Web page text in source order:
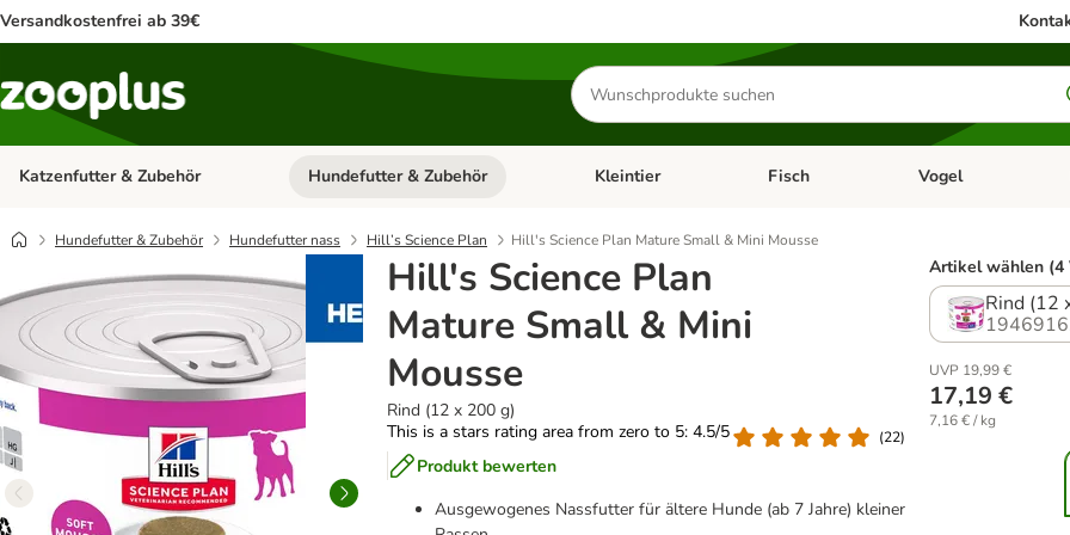
Versandkostenfrei ab 39€
Produkte
suchen
Katzenfutter & Zubehör Kategorie-Menü öffnen: Katzenfutter & Zubehör
Hundefutter & Zubehör Kategorie-Menü öffnen: Hundefutter & Zubehör
Kleintier Kategorie-Menü öffnen: Kleintier
Fisch Kategorie-Menü
Vogel
Hundefutter & Zubehör Hundefutter nass Hill’s Science Plan Hill's Science Plan Mature Small & Mini Mousse
Hill's Science Plan
Mature Small & Mini
Mousse
Rind (12 x 200 g)
This is a stars rating area from zero to 5: 4.5/5
(22)
Produkt bewerten
Ausgewogenes Nassfutter für ältere Hunde (ab 7 Jahre) kleiner
Artikel wählen (4
Rind (12
UVP 19,99 €
17,19 €
7,16 € / kg